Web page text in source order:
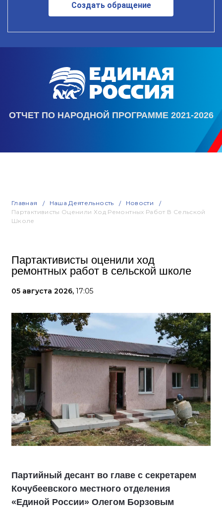
Создать обращение
ОТЧЕТ ПО НАРОДНОЙ ПРОГРАММЕ 2021-2026
Главная Наша Деятельность
Новости
Партактивисты Оценили Ход Ремонтных Работ В Сельской
Школе
Партактивисты оценили ход
ремонтных работ в сельской школе
05 августа 2026, 17:05
Партийный десант во главе с секретарем
Кочубеевского местного отделения
«Единой России» Олегом Борзовым